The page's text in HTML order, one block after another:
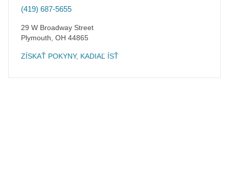
(419) 687-5655
29 W Broadway Street
Plymouth OH 44865
ZÍSKAŤ POKYNY, KADIAĽ ÍSŤ